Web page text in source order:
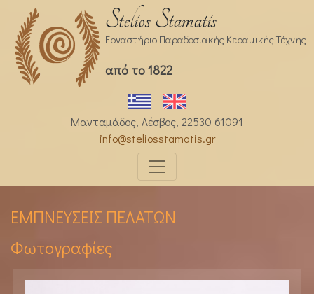
Stelios Stamatis
Εργαστήριο Παραδοσιακής Κεραμικής Τέχνης
από το 1822
Μανταμάδος, Λέσβος, 22530 61091
info@steliosstamatis.gr
ΕΜΠΝΕΥΣΕΙΣ ΠΕΛΑΤΩΝ
Φωτογραφίες